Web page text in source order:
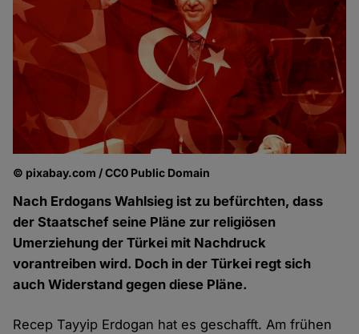
© pixabay.com / CC0 Public Domain
Nach Erdogans Wahlsieg ist zu befürchten, dass
der Staatschef seine Pläne zur religiösen
Umerziehung der Türkei mit Nachdruck
vorantreiben wird. Doch in der Türkei regt sich
auch Widerstand gegen diese Pläne.
Recep Tayyip Erdogan hat es geschafft. Am frühen